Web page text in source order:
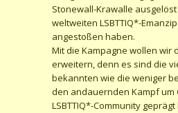
Stonewall-Krawalle
weltweiten LSBTTIQ*-
angestoßen haben.
Mit die Kampagne wollen wir
erweitern, denn es sind die
bekannten wie die weniger
den andauernden Kampf um
LSBTTIQ*-Community